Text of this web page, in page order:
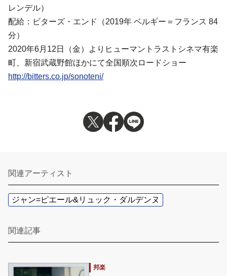
レンデル）
配給：ビターズ・エンド（2019年 ベルギー＝フランス 84
分）
2020年6月12日（金）よりヒューマントラストシネマ有楽
町、新宿武蔵野館ほかにて全国順次ロードショー
http://bitters.co.jp/sonoteni/
関連アーティスト
ジャン=ピエール&リュック・ダルデンヌ
関連記事
邦楽